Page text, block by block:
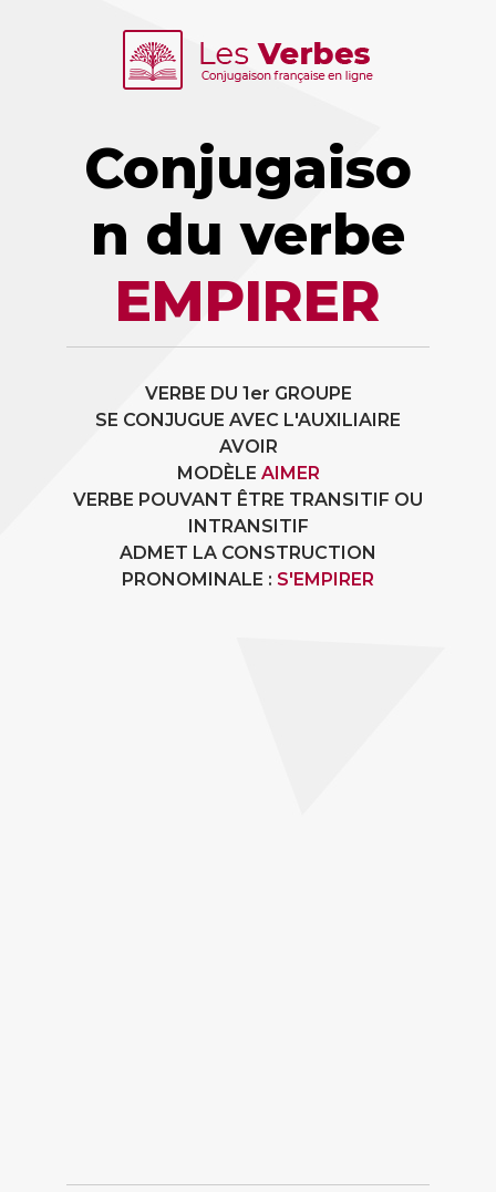
Conjugaiso
n du verbe
EMPIRER
VERBE DU 1er GROUPE
SE CONJUGUE AVEC L'AUXILIAIRE
AVOIR
MODÈLE AIMER
VERBE POUVANT ÊTRE TRANSITIF OU
INTRANSITIF
ADMET LA CONSTRUCTION
PRONOMINALE : S'EMPIRER